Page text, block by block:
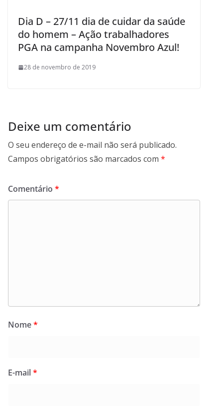
Dia D – 27/11 dia de cuidar da saúde
do homem – Ação trabalhadores
PGA na campanha Novembro Azul!
28 de novembro de 2019
Deixe um comentário
O seu endereço de e-mail não será publicado.
Campos obrigatórios são marcados com *
Comentário *
Nome*
E-mail*